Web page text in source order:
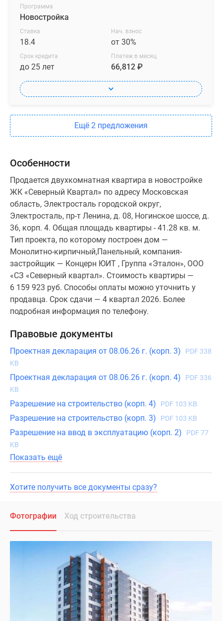
Программа
Новостройка
Ставка
18.4
Нач. взнос
от 30%
Срок кредита
до 25 лет
Платеж в месяц
66,812 ₽
Ещё 2 предложения
Особенности
Продается двухкомнатная квартира в новостройке
ЖК «Северный Квартал» по адресу Московская
область, Электросталь городской округ,
Электросталь, пр-т Ленина, д. 08, Ногинское шоссе, д.
36, корп. 4. Общая площадь квартиры - 41.28 кв. м.
Тип проекта, по которому построен дом —
Монолитно-кирпичный,Панельный, компания-
застройщик — Концерн ЮИТ , Группа «Эталон», ООО
«СЗ «Северный квартал». Стоимость квартиры —
6 159 923 руб. Способы оплаты можно уточнить у
продавца. Срок сдачи — 4 квартал 2026. Более
подробная информация по телефону.
Правовые документы
Проектная декларация от 08.06.26 г. (корп. 3)
PDF 338
KB
Проектная декларация от 08.06.26 г. (корп. 4)
PDF 336
KB
Разрешение на строительство (корп. 4) PDF 103 KB
Разрешение на строительство (корп. 3) PDF 103 KB
Разрешение на ввод в эксплуатацию (корп. 2)
PDF 77
KB
Показать ещё
Хотите получить все документы сразу?
Фотографии Ход строительства